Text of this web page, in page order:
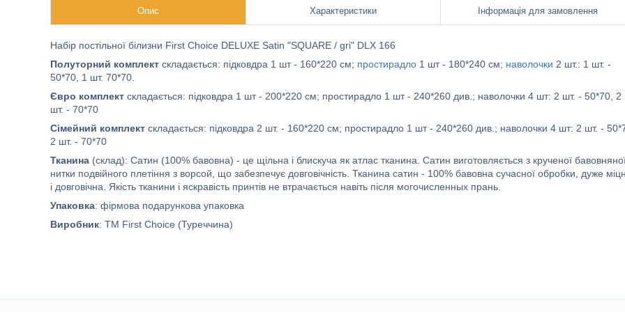
Опис Характеристики Інформація для замовлення
Набір постільної білизни First Choice DELUXE Satin "SQUARE / gri" DLX 166
Полуторний комплект складається: підковдра 1 шт - 160*220 см; простирадло 1 шт - 180*240 см; наволочки 2 шт.: 1 шт. -
50*70, 1 шт. 70*70.
Євро комплект складається: підковдра 1 шт - 200*220 см; простирадло 1 шт - 240*260 див.; наволочки 4 шт: 2 шт. - 50*70, 2
шт. - 70*70
Сімейний комплект складається: підковдра 2 шт. - 160*220 см; простирадло 1 шт - 240*260 див.; наволочки 4 шт: 2 шт. -
2 шт. - 70*70
Тканина (склад): Сатин (100% бавовна) - це щільна і блискуча як атлас тканина. Сатин виготовляється з крученої
нитки подвійного плетіння з ворсой, що забезпечує довговічність. Тканина сатин - 100% бавовна сучасної обробки, дуже
і довговічна. Якість тканини і яскравість принтів не втрачається навіть після могочисленных прань.
Упаковка: фірмова подарункова упаковка
Виробник: ТМ First Choice (Туреччина)